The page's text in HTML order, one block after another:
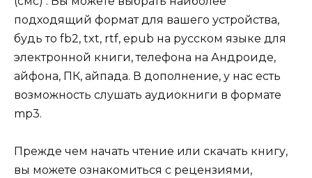
подходящий формат для вашего устройства,
будь то fb2, txt, rtf, epub на русском языке для
электронной книги, телефона на Андроиде,
айфона, ПК, айпада. В дополнение, у нас есть
возможность слушать аудиокниги в формате
mp3.
Прежде чем начать чтение или скачать книгу,
вы можете ознакомиться с рецензиями,